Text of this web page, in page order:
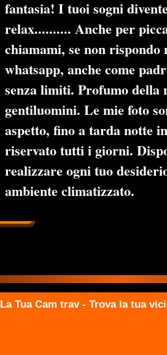
fantasia! I tuoi sogni
relax.......... Anche per
chiamami, se non rispondo
whatsapp, anche come
senza limiti. Profumo della
gentiluomini. Le mie foto
aspetto, fino a tarda notte
riservato tutti i giorni.
realizzare ogni tuo
ambiente climatizzato.
La Tua Cam trav - Trova la tua